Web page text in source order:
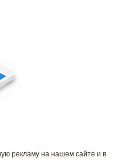
рекламу на нашем сайте и в